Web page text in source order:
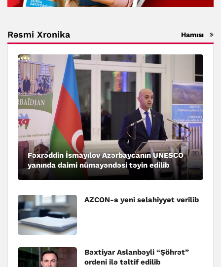
Rəsmi Xronika Hamısı
Fəxrəddin İsmayılov Azərbaycanın UNESCO
yanında daimi nümayəndəsi təyin edilib
AZCON-a yeni səlahiyyət verilib
Bəxtiyar Aslanbəyli “Şöhrət”
ordeni ilə təltif edilib